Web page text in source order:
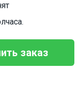
заказ